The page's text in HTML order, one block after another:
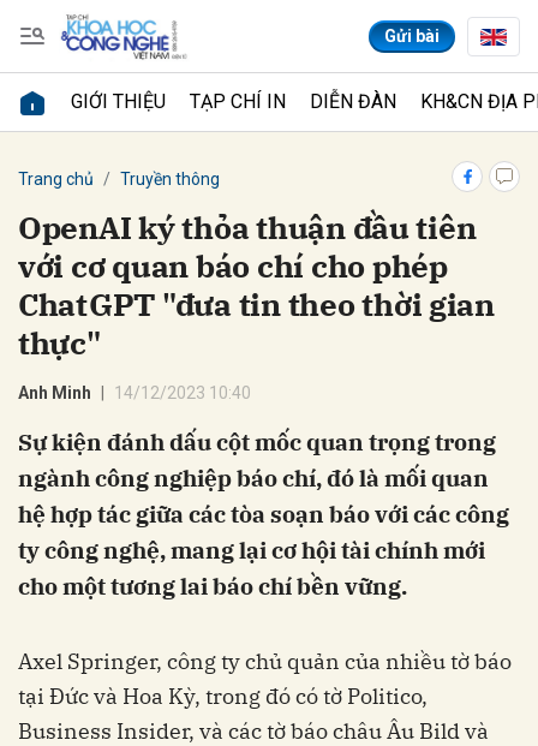
Gửi bài
GIỚI THIỆU TẠP CHÍ IN DIỄN ĐÀN KH&CN ĐỊA
Trang chủ Truyền thông
OpenAI ký thỏa thuận đầu tiên
với cơ quan báo chí cho phép
ChatGPT "đưa tin theo thời gian
thực"
Anh Minh 14/12/2023 10:40
Sự kiện đánh dấu cột mốc quan trọng trong
ngành công nghiệp báo chí, đó là mối quan
hệ hợp tác giữa các tòa soạn báo với các công
ty công nghệ, mang lại cơ hội tài chính mới
cho một tương lai báo chí bền vững.
Axel Springer, công ty chủ quản của nhiều tờ báo
tại Đức và Hoa Kỳ, trong đó có tờ Politico,
Business Insider, và các tờ báo châu Âu Bild và
Gửi bình luận